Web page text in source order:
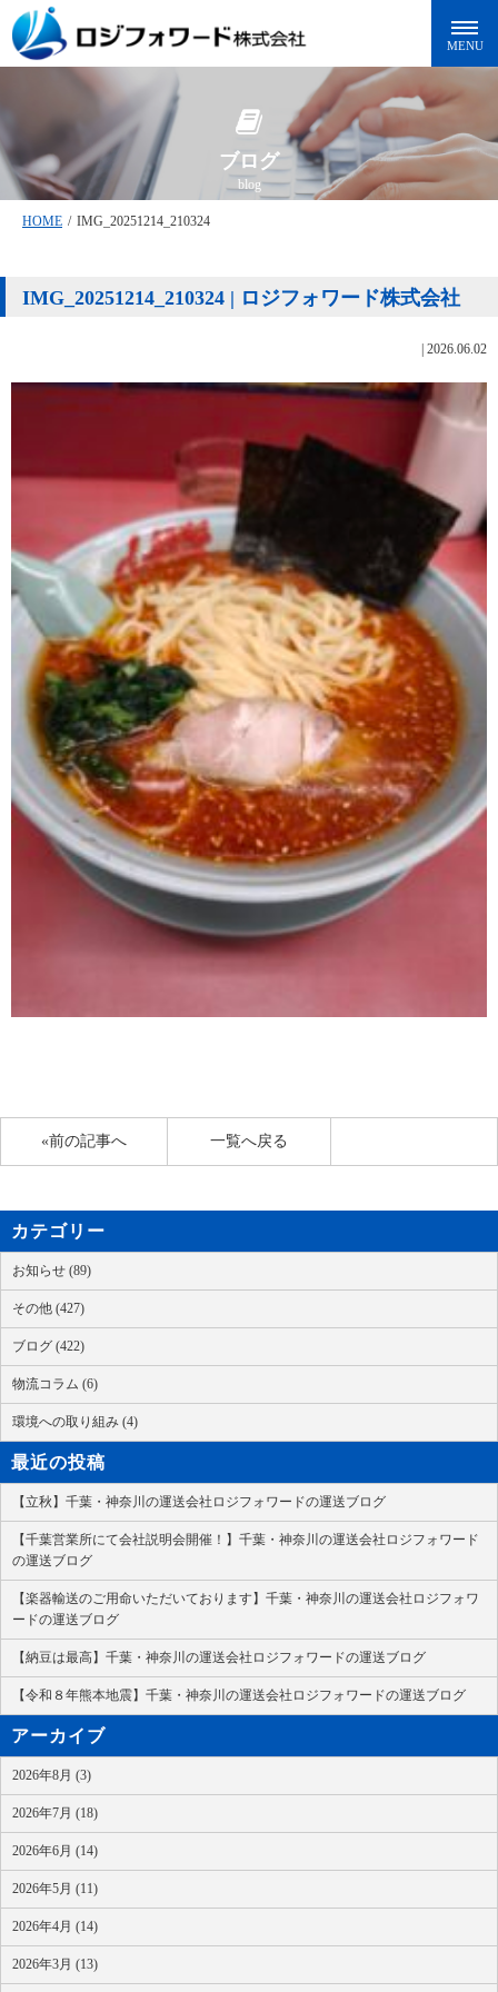
ブログ
blog
HOME / IMG_20251214_210324
IMG_20251214_210324 | ロジフォワード株式会社
2026.06.02
«前の記事へ 一覧へ戻る
カテゴリー
お知らせ (89)
その他 (427)
ブログ (422)
物流コラム (6)
環境への取り組み (4)
最近の投稿
【立秋】千葉・神奈川の運送会社ロジフォワードの運送ブログ
【千葉営業所にて会社説明会開催！】千葉・神奈川の運送会社ロジフォワード
の運送ブログ
【楽器輸送のご用命いただいております】千葉・神奈川の運送会社ロジフォワ
ードの運送ブログ
【納豆は最高】千葉・神奈川の運送会社ロジフォワードの運送ブログ
【令和８年熊本地震】千葉・神奈川の運送会社ロジフォワードの運送ブログ
アーカイブ
2026年8月 (3)
2026年7月 (18)
2026年6月 (14)
2026年5月 (11)
2026年4月 (14)
2026年3月 (13)